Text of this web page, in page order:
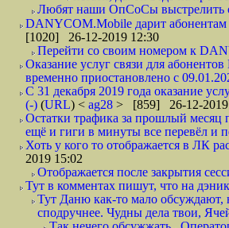
Любят наши ОпСоСы выстрелить
DANYCOM.Mobile дарит абонентам
[1020] 26-12-2019 12:30
Перейти со своим номером к
Оказание услуг связи для
временно приостановлено с
С 31 декабря 2019 года оказание
(-) (URL) < ag28 > [859] 26-12-2019
Остатки трафика за прошлый месяц
ещё и гиги в минуты все перевёл и
Хоть у кого то отображается в ЛК
2019 15:02
Отображается после закрытия
Тут в комментах пишут, что на
Тут Даню как-то мало
сподручнее. Чудны дела твои,